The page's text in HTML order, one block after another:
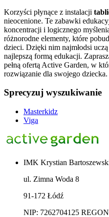
Korzyści płynące z instalacji
nieocenione. Te zabawki
koncentracji i logicznego
różnorodne elementy, które
dzieci. Dzięki nim najmłodsi
najlepszą formą edukacji.
pełną ofertą Active Garden, w
rozwiązanie dla swojego dziecka.
Sprecyzuj wyszukiwanie
Masterkidz
Viga
IMK Krystian
ul. Zimna Woda 8
91-172 Łódź
NIP: 7262704125